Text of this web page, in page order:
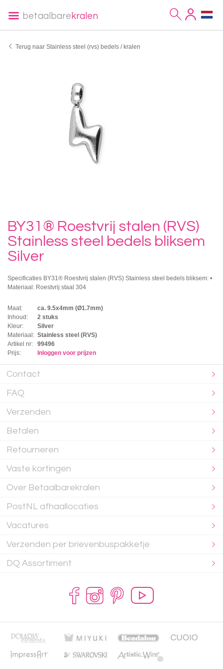
betaalbare kralen
Terug naar Stainless steel (rvs) bedels / kralen
BY31® Roestvrij stalen (RVS)
Stainless steel bedels bliksem
Silver
Specificaties BY31® Roestvrij stalen (RVS) Stainless steel bedels bliksem: •
Materiaal: Roestvrij staal 304
Maat:
ca. 9.5x4mm (Ø1.7mm)
Inhoud:
2 stuks
Kleur:
Silver
Materiaal: Stainless steel (RVS)
Artikel nr:
99496
Prijs:
Inloggen voor prijzen
Contact
FAQ
Verzenden
Betalen
Retourneren
Vaste kortingen
Over Betaalbarekralen
PostNL afhaallocaties
Vacatures
Verzenden per brievenbuspakketje
DQ Assortiment